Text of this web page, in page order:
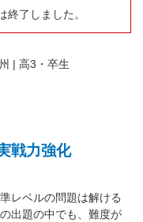
了しました。
| 高3・卒生
戦力強化
レベルの問題は解ける
出題の中でも、難度が